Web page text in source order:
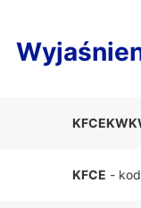
KFCE -